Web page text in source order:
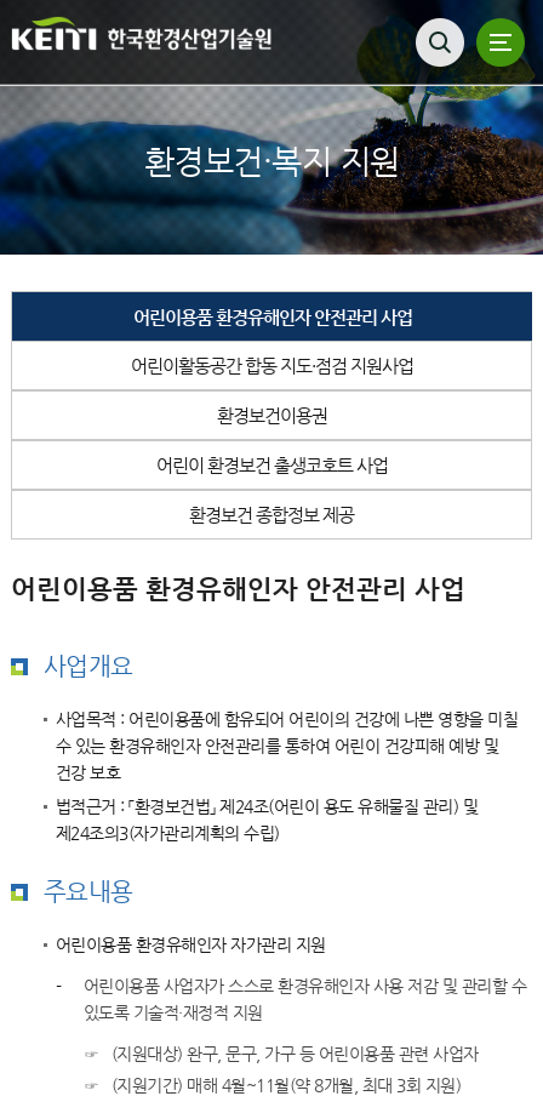
환경보건·복지 지원
어린이용품 환경유해인자 안전관리 사업
어린이활동공간 합동 지도·점검 지원사업
환경보건이용권
어린이 환경보건 출생코호트 사업
환경보건 종합정보 제공
어린이용품 환경유해인자 안전관리 사업
사업개요
사업목적 : 어린이용품에 함유되어 어린이의 건강에 나쁜 영향을 미칠
수 있는 환경유해인자 안전관리를 통하여 어린이 건강피해 예방 및
건강 보호
법적근거 : 「환경보건법」 제24조(어린이 용도 유해물질 관리) 및
제24조의3(자가관리계획의 수립)
주요내용
어린이용품 환경유해인자 자가관리 지원
-
어린이용품 사업자가 스스로 환경유해인자 사용 저감 및 관리할 수
있도록 기술적·재정적 지원
☞
(지원대상) 완구, 문구, 가구 등 어린이용품 관련 사업자
☞
(지원기간) 매해 4월~11월(약 8개월, 최대 3회 지원)